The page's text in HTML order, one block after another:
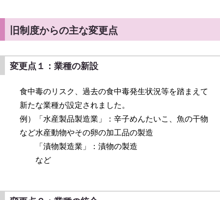
旧制度からの主な変更点
変更点１：業種の新設
食中毒のリスク、過去の食中毒発生状況等を踏まえて
新たな業種が設定されました。
例）「水産製品製造業」：辛子めんたいこ、魚の干物
など水産動物やその卵の加工品の製造
「漬物製造業」：漬物の製造
など